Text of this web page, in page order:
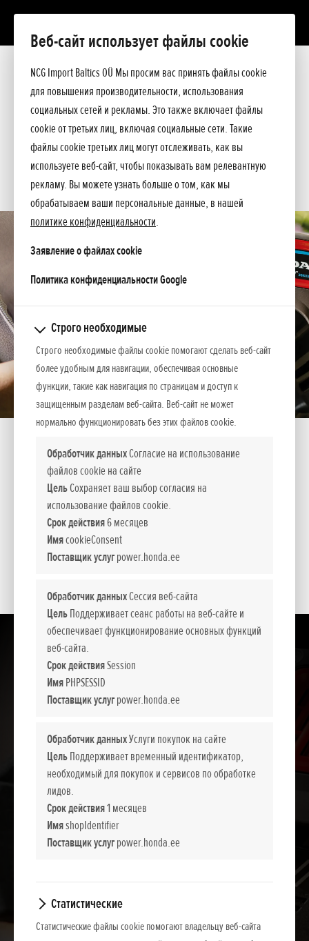
Веб-сайт использует файлы cookie
NCG Import Baltics OÜ Мы просим вас принять файлы cookie
для повышения производительности, использования
социальных сетей и рекламы. Это также включает файлы
cookie от третьих лиц, включая социальные сети. Такие
файлы cookie третьих лиц могут отслеживать, как вы
используете веб-сайт, чтобы показывать вам релевантную
рекламу. Вы можете узнать больше о том, как мы
обрабатываем ваши персональные данные, в нашей
политике конфиденциальности.
Заявление о файлах cookie
Политика конфиденциальности Googleopens in a new tab
Строго необходимые
Строго необходимые файлы cookie помогают сделать веб-сайт
более удобным для навигации, обеспечивая основные
функции, такие как навигация по страницам и доступ к
защищенным разделам веб-сайта. Веб-сайт не может
нормально функционировать без этих файлов cookie.
Обработчик данныхСогласие на использование
файлов cookie на сайте
ЦельСохраняет ваш выбор согласия на
использование файлов cookie.
Срок действия6 месяцев
ИмяcookieConsent
Поставщик услугpower.honda.ee
Обработчик данныхСессия веб-сайта
ЦельПоддерживает сеанс работы на веб-сайте и
обеспечивает функционирование основных функций
веб-сайта.
Срок действияSession
ИмяPHPSESSID
Поставщик услугpower.honda.ee
Обработчик данныхУслуги покупок на сайте
ЦельПоддерживает временный идентификатор,
необходимый для покупок и сервисов по обработке
лидов.
Срок действия1 месяцев
ИмяshopIdentifier
Поставщик услугpower.honda.ee
Статистические
Статистические файлы cookie помогают владельцу веб-сайта
Презентация
Прейскурант
Спросите подробнееПРЕДЛОЖЕНИЕ
СЕРВИС
КОНТАКТЫ
Аккумулятор HBP 20
Аккумулятор 2.0 A-ч. Аккумулятор с небольшой емкостью
позволяет работать 65 минут.